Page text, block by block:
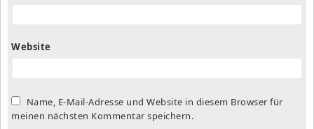
Website
Name, E-Mail-Adresse und Website in diesem Browser für
meinen nächsten Kommentar speichern.